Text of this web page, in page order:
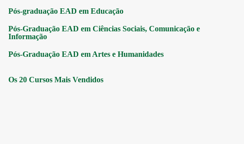
Pós-graduação EAD em Educação
Pós-Graduação EAD em Ciências Sociais, Comunicação e
Informação
Pós-Graduação EAD em Artes e Humanidades
Os 20 Cursos Mais Vendidos